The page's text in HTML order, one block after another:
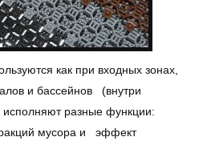
как при входных зонах,
и бассейнов (внутри
разные функции:
мусора и эффект